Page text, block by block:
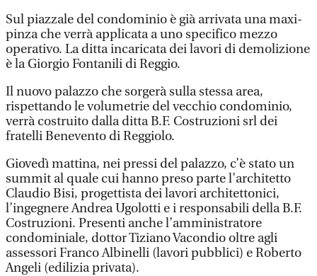
Sul piazzale del condominio è già arrivata una maxi-
pinza che verrà applicata a uno specifico mezzo
operativo. La ditta incaricata dei lavori di demolizione
è la Giorgio Fontanili di Reggio.
Il nuovo palazzo che sorgerà sulla stessa area,
rispettando le volumetrie del vecchio condominio,
verrà costruito dalla ditta B.F. Costruzioni srl dei
fratelli Benevento di Reggiolo.
Giovedì mattina, nei pressi del palazzo, c’è stato un
summit al quale cui hanno preso parte l’architetto
Claudio Bisi, progettista dei lavori architettonici,
l’ingegnere Andrea Ugolotti e i responsabili della B.F.
Costruzioni. Presenti anche l’amministratore
condominiale, dottor Tiziano Vacondio oltre agli
assessori Franco Albinelli (lavori pubblici) e Roberto
Angeli (edilizia privata).